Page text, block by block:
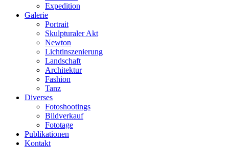
Expedition
Galerie
Portrait
Skulpturaler Akt
Newton
Lichtinszenierung
Landschaft
Architektur
Fashion
Tanz
Diverses
Fotoshootings
Bildverkauf
Fototage
Publikationen
Kontakt